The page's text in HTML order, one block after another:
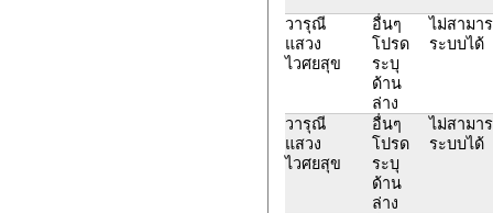
วารุณี
แสวง
ไวศยสุข
อื่นๆ
โปรด
ระบุ
ด้าน
ล่าง
ไม่สามา
ระบบได้
วารุณี
แสวง
ไวศยสุข
อื่นๆ
โปรด
ระบุ
ด้าน
ล่าง
ไม่สามา
ระบบได้